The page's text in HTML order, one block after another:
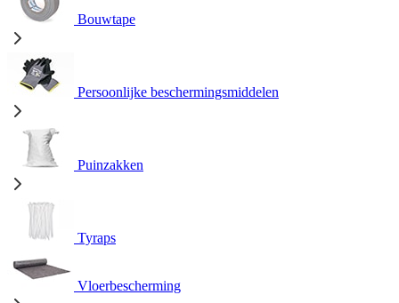
Bouwtape
Persoonlijke beschermingsmiddelen
Puinzakken
Tyraps
Vloerbescherming